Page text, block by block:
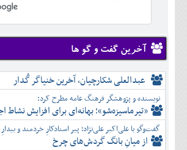
دی
بهمن
اسفند
آبان
آذر
دی
بهمن
اسفند
شهريور
مهر
آبان
آذر
دی
بهمن
اسفند
تير
مرداد
شهريور
مهر
آبان
آذر
دی
بهمن
اسفند
آخرین گفت و گو ها
عبدالعلی شکارچیان، آخرین خنیاگر گُدار
نویسنده و پژوهشگر فرهنگ عامه مطرح کرد:
«تیرماسیزه‌شو»؛ بهانه‌ای برای افزایش نشاط
گفت‌وگو با علی‌اکبر علی‌نژاد؛ پیر استادکارِ خردمند و
از میانِ بانگ گردش‌های چرخ